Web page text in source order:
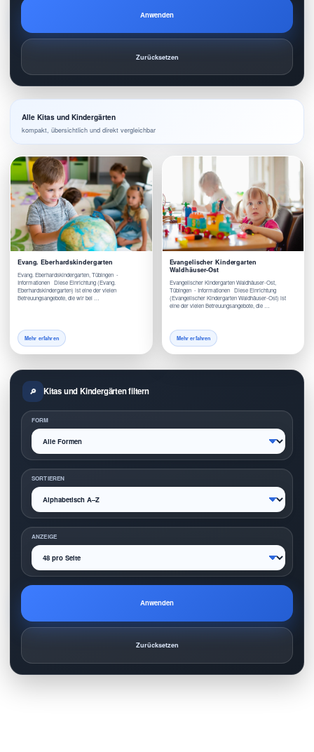
Anwenden
Zurücksetzen
Alle Kitas und Kindergärten
kompakt, übersichtlich und direkt vergleichbar
Evang. Eberhardskindergarten
Evang. Eberhardskindergarten, Tübingen -
Informationen Diese Einrichtung (Evang.
Eberhardskindergarten) ist eine der vielen
Betreuungsangebote, die wir bei …
Mehr erfahren
Evangelischer Kindergarten
Waldhäuser-Ost
Evangelischer Kindergarten Waldhäuser-Ost,
Tübingen - Informationen Diese Einrichtung
(Evangelischer Kindergarten Waldhäuser-Ost) ist
eine der vielen Betreuungsangebote, die …
Mehr erfahren
Kitas und Kindergärten filtern
FORM
SORTIEREN
ANZEIGE
Anwenden
Zurücksetzen